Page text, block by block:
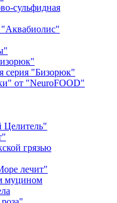
сульфидная
"Аквабиолис"
серия "Бизорюк"
от "NeuroFOOD"
Целитель"
грязью
лечит"
муцином